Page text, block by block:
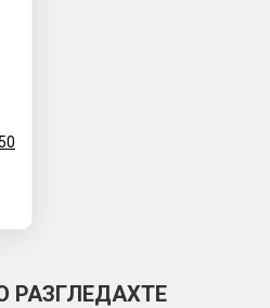
РАЗГЛЕДАХТЕ